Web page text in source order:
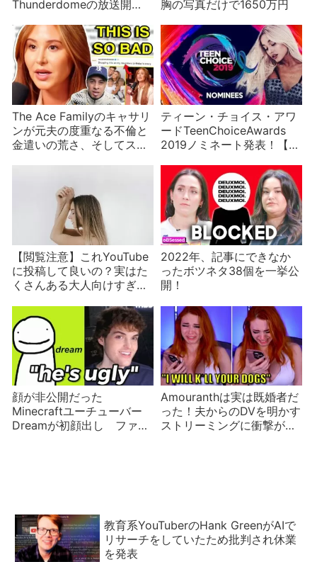
Thunderdomeの放送開
気番組MXCも紹介
胸の写真だけで1650万円
The Ace Familyのキャサリ
ンが元夫の度重なる不倫と
金遣いの荒さ、そしてスピ
ティーン・チョイス・アワ
ードTeenChoiceAwards
2019ノミネート発表！【後
【閲覧注意】これYouTube
に投稿して良いの？実はた
くさんある大人向けすぎる
2022年、記事にできなか
ったボツネタ38個を一挙公
開！
顔が非公開だった
Minecraftユーチューバー
Dreamが初顔出し ファン
Amouranthは実は既婚者だ
った！夫からのDVを明かす
ストリーミングに衝撃が走
教育系YouTuberのHank GreenがAIで
リサーチをしていたため批判され休業
を発表